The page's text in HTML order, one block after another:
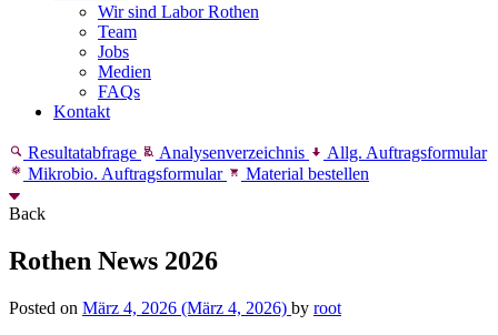
Wir sind Labor Rothen
Team
Jobs
Medien
FAQs
Kontakt
Resultatabfrage Analysenverzeichnis
Allg. Auftragsformular
Mikrobio. Auftragsformular
Material bestellen
Back
Rothen News 2026
Posted on März 4, 2026 (März 4, 2026) by root